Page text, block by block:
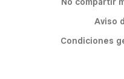
Aviso
Condiciones